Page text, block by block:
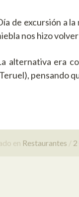
de excursión a
nos hizo
alternativa era
pensando
en Restaurantes